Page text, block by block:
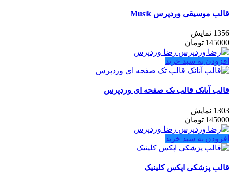
قالب موسیقی وردپرس Musik
1356 نمایش
145000 تومان
رضا وردپرس
افزودن به سبد خرید
قالب آنانک قالب تک صفحه ای وردپرس
1303 نمایش
145000 تومان
رضا وردپرس
افزودن به سبد خرید
قالب پزشکی اپکس کلینیک